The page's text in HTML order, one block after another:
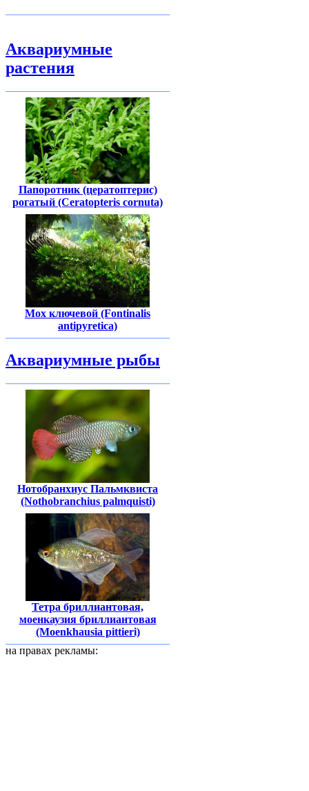
Аквариумные
растения
Папоротник (цератоптерис)
рогатый (Ceratopteris cornuta)
Мох ключевой (Fontinalis
antipyretica)
Аквариумные рыбы
Нотобранхиус Пальмквиста
(Nothobranchius palmquisti)
Тетра бриллиантовая,
моенкаузия бриллиантовая
(Moenkhausia pittieri)
на правах рекламы: